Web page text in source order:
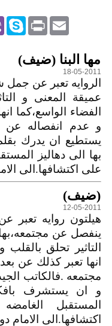
Skype PrintEmail
مها البنا (ضيف)
18-05-2011
الروايه تعبر عن جمل
عميقة المعنى و
الفضاء الواسع،كما
و عدم انفصاله عن
يستطيع ان يدرك
بها الى دهاليز
على اكتشافها.الى
(ضيف)
12-05-2011
هيلتون روايه تعبر
ينفصل عن
التاثير تحلق
انها تعبر كذلك عن
مجتمعه .فالكاتب
و ان يستشرف
المستقبل
اكتشافها.الى الامام